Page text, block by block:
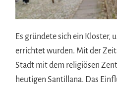
Es gründete sich ein Kloster,
errichtet wurden. Mit der
Stadt mit dem religiösen
heutigen Santillana. Das